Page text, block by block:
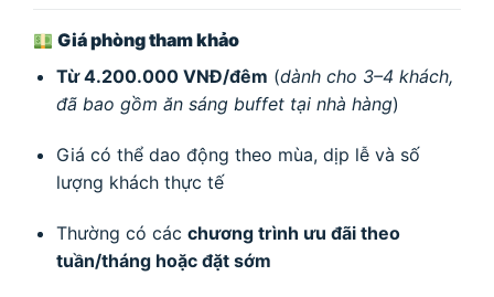
Giá phòng tham khảo
Từ 4.200.000 VNĐ/đêm (dành cho 3–4 khách,
đã bao gồm ăn sáng buffet tại nhà hàng)
Giá có thể dao động theo mùa, dịp lễ và số
lượng khách thực tế
Thường có các chương trình ưu đãi theo
tuần/tháng hoặc đặt sớm